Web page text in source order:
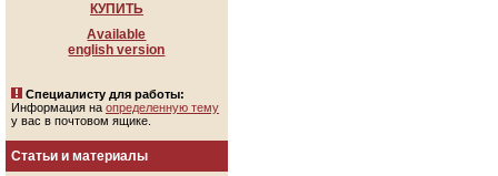
КУПИТЬ
Available
english version
Специалисту для работы:
Информация на определенную тему
у вас в почтовом ящике.
Статьи и материалы